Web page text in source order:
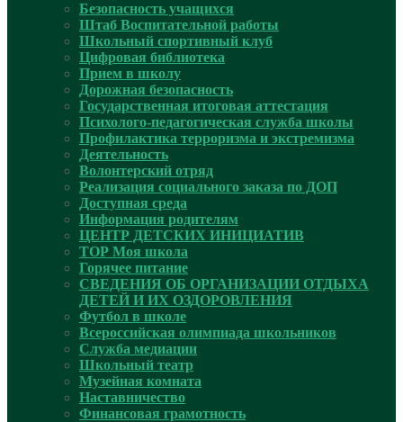
Безопасность учащихся
Штаб Воспитательной работы
Школьный спортивный клуб
Цифровая библиотека
Прием в школу
Дорожная безопасность
Государственная итоговая аттестация
Психолого-педагогическая служба школы
Профилактика терроризма и экстремизма
Деятельность
Волонтерский отряд
Реализация социального заказа по ДОП
Доступная среда
Информация родителям
ЦЕНТР ДЕТСКИХ ИНИЦИАТИВ
ТОР Моя школа
Горячее питание
СВЕДЕНИЯ ОБ ОРГАНИЗАЦИИ ОТДЫХА
ДЕТЕЙ И ИХ ОЗДОРОВЛЕНИЯ
Футбол в школе
Всероссийская олимпиада школьников
Служба медиации
Школьный театр
Музейная комната
Наставничество
Финансовая грамотность